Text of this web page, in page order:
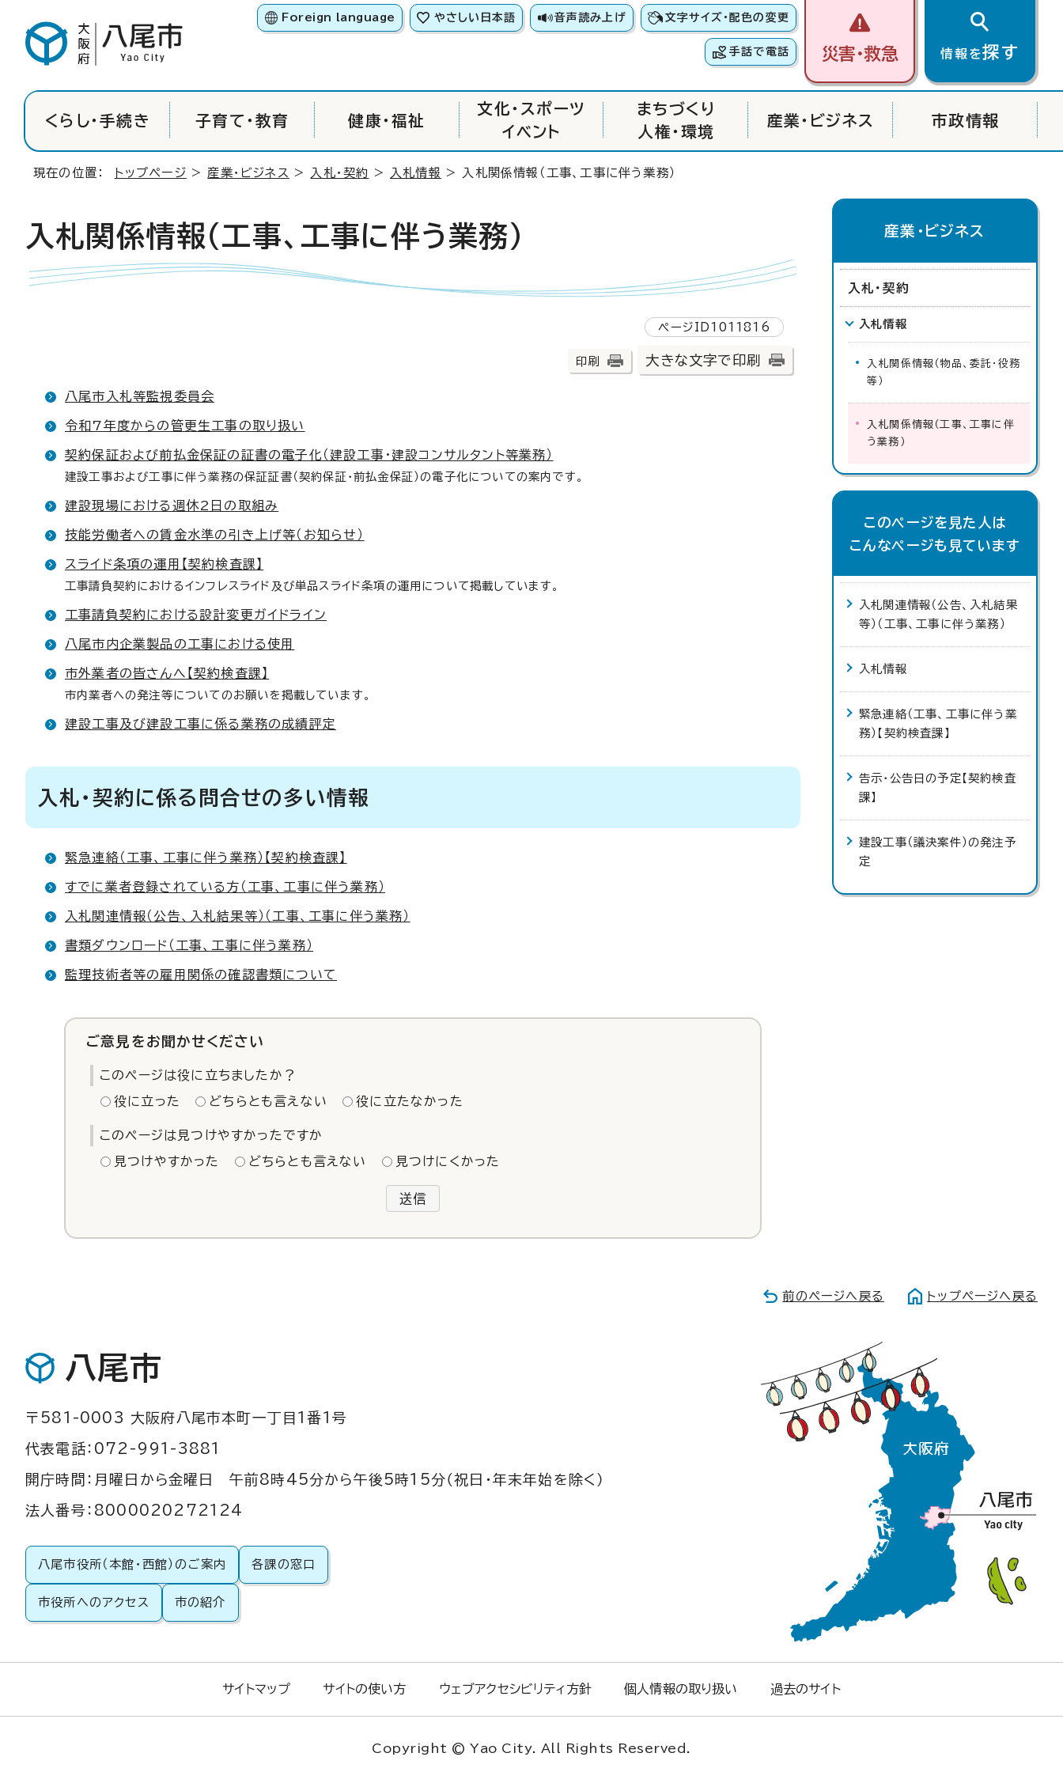
Foreign language やさしい日本語 音声読み上げ 文字サイズ・配色の変更
手話で電話 災害・救急 情報を探す
くらし・手続き 子育て・教育 健康・福祉
文化・スポーツ
イベント
まちづくり
人権・環境
産業・ビジネス 市政情報
現在の位置： トップページ > 産業・ビジネス > 入札・契約 > 入札情報 > 入札関係情報（工事、工事に伴う業務）
入札関係情報（工事、工事に伴う業務）
ページID1011816
印刷 大きな文字で印刷
八尾市入札等監視委員会
令和7年度からの管更生工事の取り扱い
契約保証および前払金保証の証書の電子化（建設工事・建設コンサルタント等業務）
建設工事および工事に伴う業務の保証証書（契約保証・前払金保証）の電子化についての案内です。
建設現場における週休2日の取組み
技能労働者への賃金水準の引き上げ等（お知らせ）
スライド条項の運用【契約検査課】
工事請負契約におけるインフレスライド及び単品スライド条項の運用について掲載しています。
工事請負契約における設計変更ガイドライン
八尾市内企業製品の工事における使用
市外業者の皆さんへ【契約検査課】
市内業者への発注等についてのお願いを掲載しています。
建設工事及び建設工事に係る業務の成績評定
入札・契約に係る問合せの多い情報
緊急連絡（工事、工事に伴う業務）【契約検査課】
すでに業者登録されている方（工事、工事に伴う業務）
入札関連情報（公告、入札結果等）（工事、工事に伴う業務）
書類ダウンロード（工事、工事に伴う業務）
監理技術者等の雇用関係の確認書類について
ご意見をお聞かせください
このページは役に立ちましたか？
役に立った どちらとも言えない 役に立たなかった
このページは見つけやすかったですか
見つけやすかった どちらとも言えない 見つけにくかった
送信
産業・ビジネス
入札・契約
入札情報
入札関係情報（物品、委託・役務
等）
入札関係情報（工事、工事に伴
う業務）
このページを見た人は
こんなページも見ています
入札関連情報（公告、入札結果
等）（工事、工事に伴う業務）
入札情報
緊急連絡（工事、工事に伴う業
務）【契約検査課】
告示・公告日の予定【契約検査
課】
建設工事（議決案件）の発注予
定
前のページへ戻る トップページへ戻る
八尾市
〒581-0003 大阪府八尾市本町一丁目1番1号
代表電話：072-991-3881
開庁時間：月曜日から金曜日 午前8時45分から午後5時15分（祝日・年末年始を除く）
法人番号：8000020272124
八尾市役所（本館・西館）のご案内 各課の窓口
市役所へのアクセス 市の紹介
サイトマップ サイトの使い方 ウェブアクセシビリティ方針 個人情報の取り扱い 過去のサイト
Copyright © Yao City. All Rights Reserved.